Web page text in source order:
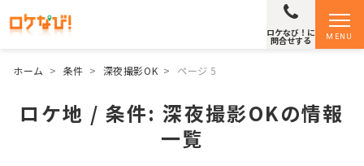
MENU
ロケなび！に
問合せする
ホーム > 条件 > 深夜撮影OK > ページ 5
ロケ地 / 条件:深夜撮影OKの情報
一覧